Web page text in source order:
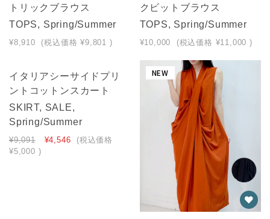
トリックブラウス
TOPS, Spring/Summer
¥8,910 (税込価格 ¥9,801 )
クビットブラウス
TOPS, Spring/Summer
¥10,000 (税込価格 ¥11,000 )
NEW
イタリアシーサイドプリ
ントコットンスカート
SKIRT, SALE,
Spring/Summer
¥9,091 ¥4,546
(税込価格
¥5,000 )
NEW